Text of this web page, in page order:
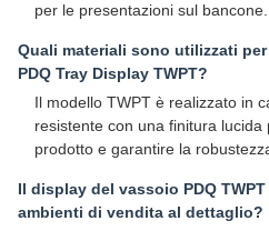
per le presentazioni sul bancone.
Quali materiali sono utilizzati
PDQ Tray Display TWPT?
Il modello TWPT è realizzato in
resistente con una finitura
prodotto e garantire la
Il display del vassoio PDQ
ambienti di vendita al dettaglio?